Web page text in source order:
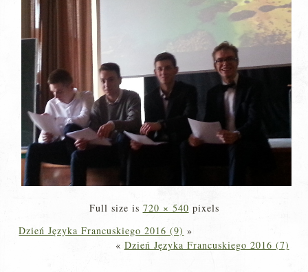
Full size is 720 × 540 pixels
Dzień Języka Francuskiego 2016 (9) »
« Dzień Języka Francuskiego 2016 (7)